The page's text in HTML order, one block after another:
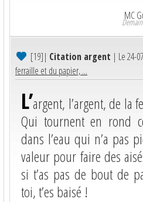
MC
[19]| Citation argent | Le 24-
ferraille et du papier, ...
L’argent, l’argent, de la
Qui tournent en rond
dans l’eau qui n’a pas
valeur pour faire des
si t’as pas de bout de
toi, t’es baisé !